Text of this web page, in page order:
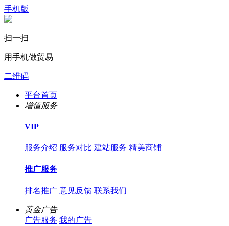
手机版
扫一扫
用手机做贸易
二维码
平台首页
增值服务
VIP
服务介绍 服务对比 建站服务 精美商铺
推广服务
排名推广 意见反馈 联系我们
黄金广告
广告服务 我的广告